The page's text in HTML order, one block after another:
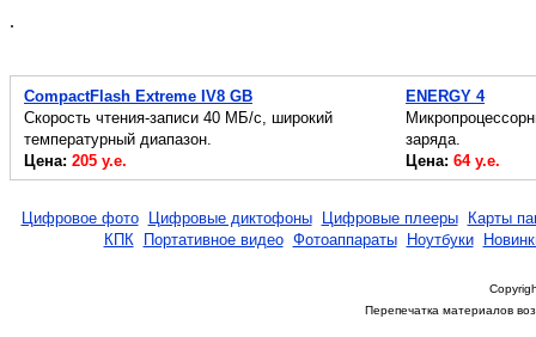
.
CompactFlash Extreme IV8 GB
Скорость чтения-записи 40 МБ/с, широкий
температурный диапазон.
Цена: 205 у.е.
ENERGY 4
заряда.
Цена: 64 у.е.
Цифровое фото Цифровые диктофоны Цифровые плееры
Карты
КПК
Портативное видео Фотоаппараты Ноутбуки
Перепечатка материалов